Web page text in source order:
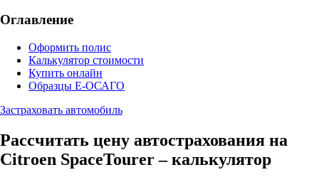
Оглавление
Оформить полис
Калькулятор стоимости
Купить онлайн
Образцы Е-ОСАГО
Застраховать автомобиль
Рассчитать цену автострахования на
Citroen SpaceTourer – калькулятор